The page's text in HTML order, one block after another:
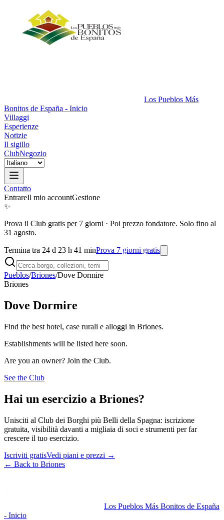
Los Pueblos Más
Bonitos de España - Inicio
Villaggi
Esperienze
Notizie
Il sigillo
ClubNegozio
Contatto
EntrareIl mio accountGestione
✨
Prova il Club gratis per 7 giorni · Poi prezzo fondatore. Solo fino al
31 agosto.
Termina tra 24 d 23 h 41 minProva 7 giorni gratis
Pueblos/Briones/Dove Dormire
Briones
Dove Dormire
Find the best hotel, case rurali e alloggi in Briones.
Establishments will be listed here soon.
Are you an owner? Join the Club.
See the Club
Hai un esercizio a Briones?
Unisciti al Club dei Borghi più Belli della Spagna: iscrizione
gratuita, visibilità davanti a migliaia di soci e strumenti per far
crescere il tuo esercizio.
Iscriviti gratisVedi piani e prezzi →
← Back to Briones
Los Pueblos Más Bonitos de España
- Inicio